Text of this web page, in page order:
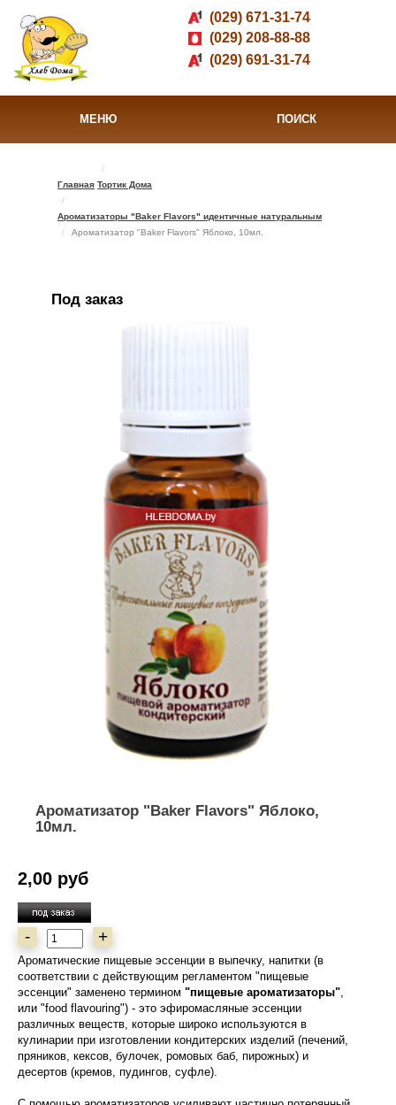
(029) 671-31-74
(029) 208-88-88
(029) 691-31-74
МЕНЮ ПОИСК
Главная Тортик Дома
Ароматизаторы "Baker Flavors" идентичные натуральным
Ароматизатор "Baker Flavors" Яблоко, 10мл.
Под заказ
Ароматизатор "Baker Flavors" Яблоко,
10мл.
2,00 руб
- +
Ароматические пищевые эссенции в выпечку, напитки (в
соответствии с действующим регламентом "пищевые
эссенции" заменено термином "пищевые ароматизаторы",
или "food flavouring") - это эфиромасляные эссенции
различных веществ, которые широко используются в
кулинарии при изготовлении кондитерских изделий (печений,
пряников, кексов, булочек, ромовых баб, пирожных) и
десертов (кремов, пудингов, суфле).